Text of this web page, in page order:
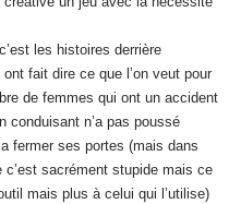
mais plus à celui qui l’utilise)
plus de trucs c’est
canapé on risque pas grand
h 46 min
effectivement il faudrait être